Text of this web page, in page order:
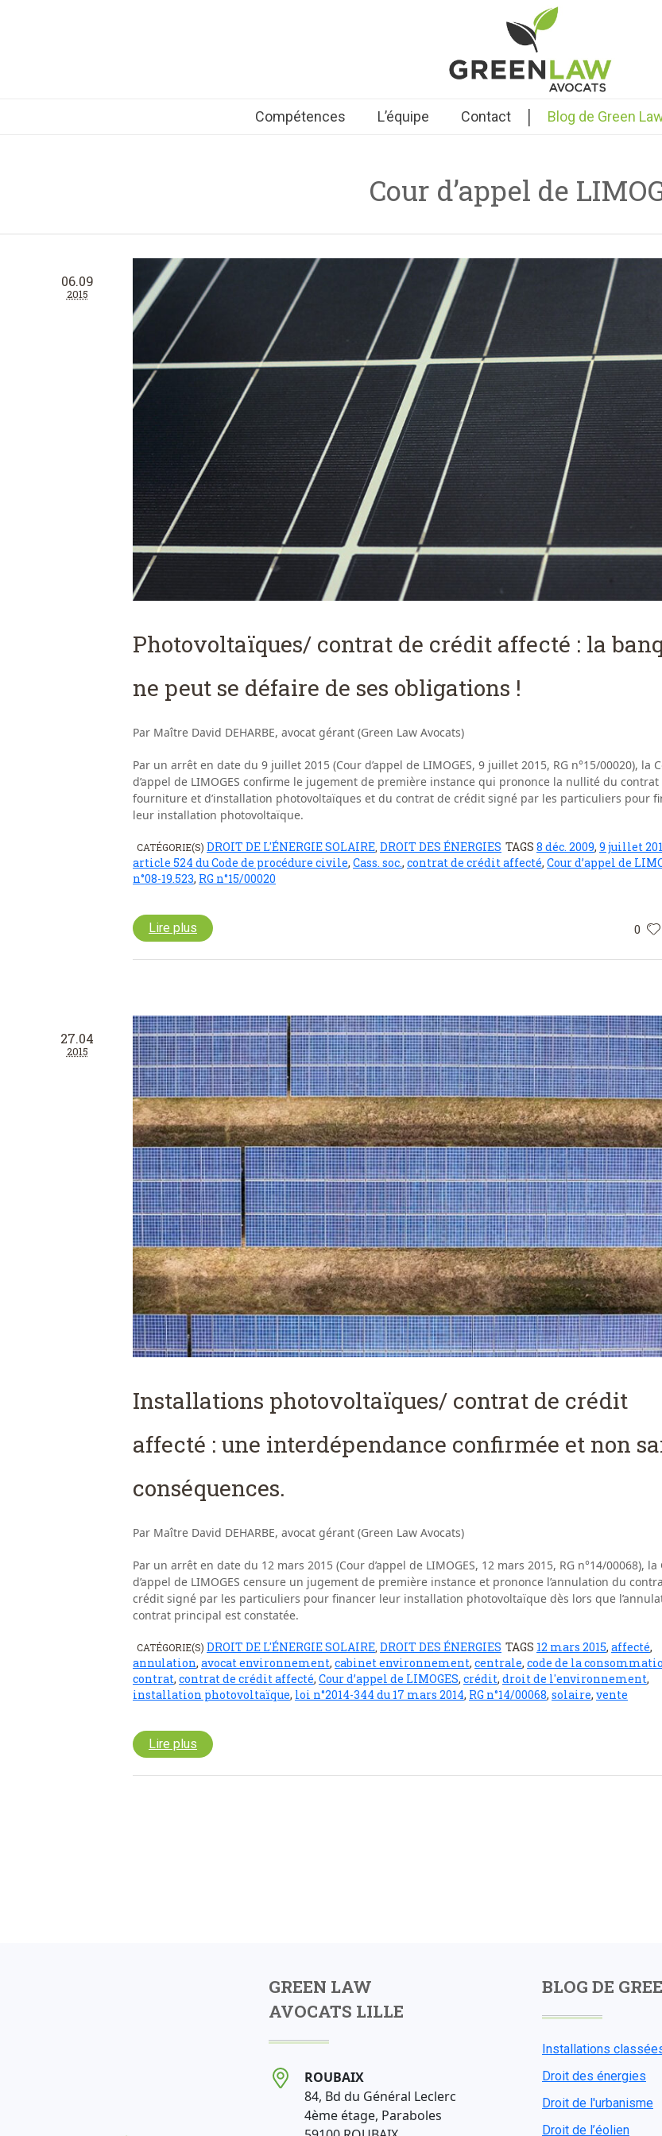
Compétences L’équipe Contact | Blog de Green
Cour d’appel de
06.09
2015
Photovoltaïques/ contrat de crédit affecté : la
ne peut se défaire de ses obligations !
Par Maître David DEHARBE, avocat gérant (Green Law Avocats)
Par un arrêt en date du 9 juillet 2015 (Cour d’appel de LIMOGES, 9 juillet 2015, RG n°15/00020), la
d’appel de LIMOGES confirme le jugement de première instance qui prononce la nullité du contrat
fourniture et d’installation photovoltaïques et du contrat de crédit signé par les particuliers pour
leur installation photovoltaïque.
CATÉGORIE(S) DROIT DE L'ÉNERGIE SOLAIRE DROIT DES ÉNERGIES TAGS 8 déc. 2009, 9 juillet
article 524 du Code de procédure civile, Cass. soc., contrat de crédit affecté, Cour d’appel de
n°08-19.523, RG n°15/00020
0
Lire plus
27.04
2015
Installations photovoltaïques/ contrat de crédit
affecté : une interdépendance confirmée et non
conséquences.
Par Maître David DEHARBE, avocat gérant (Green Law Avocats)
Par un arrêt en date du 12 mars 2015 (Cour d’appel de LIMOGES, 12 mars 2015, RG n°14/00068), la
d’appel de LIMOGES censure un jugement de première instance et prononce l’annulation du
crédit signé par les particuliers pour financer leur installation photovoltaïque dès lors que
contrat principal est constatée.
CATÉGORIE(S) DROIT DE L'ÉNERGIE SOLAIRE, DROIT DES ÉNERGIES TAGS 12 mars 2015, affecté,
annulation, avocat environnement, cabinet environnement, centrale, code de la
contrat, contrat de crédit affecté, Cour d’appel de LIMOGES, crédit, droit de l'environnement,
installation photovoltaïque, loi n°2014-344 du 17 mars 2014, RG n°14/00068, solaire, vente
Lire plus
GREEN LAW
AVOCATS LILLE
ROUBAIX
84, Bd du Général Leclerc
4ème étage, Paraboles
BLOG DE
Installations
Droit des énergies
Droit de l'urbanisme
Droit de l’éolien